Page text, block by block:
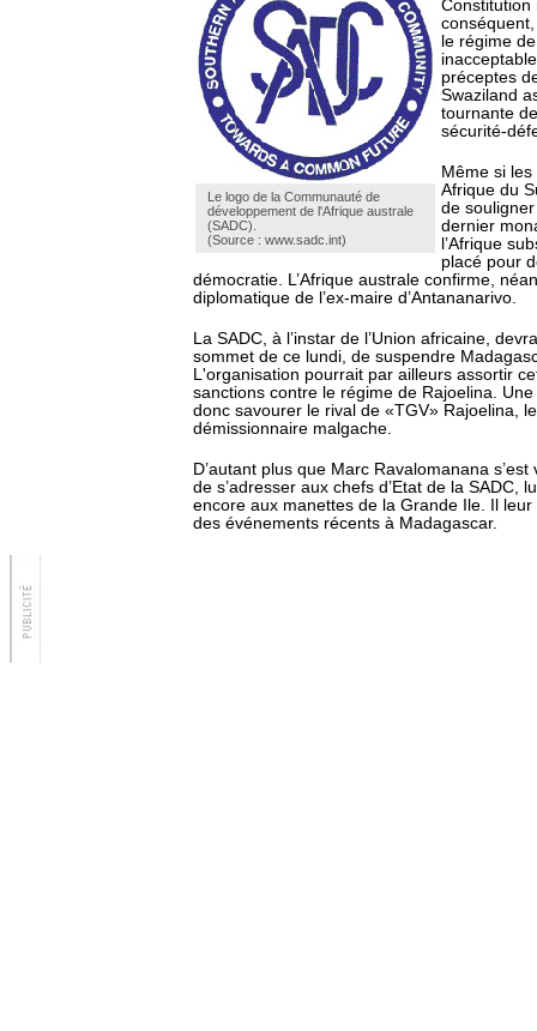
Le logo de la Communauté de
développement de l'Afrique australe
(SADC).
(Source : www.sadc.int)
Constitution
le régime
préceptes
Swaziland
tournante
sécurité-
Même si
Afrique du
de
dernier
l’Afrique
placé pour
démocratie. L’Afrique australe confirme,
diplomatique de l’ex-maire d’Antananarivo.
La SADC, à l’instar de l’Union africaine,
sommet de ce lundi, de suspendre
L'organisation pourrait par ailleurs assortir
sanctions contre le régime de Rajoelina.
donc savourer le rival de «TGV» Rajoelina,
démissionnaire malgache.
D’autant plus que Marc Ravalomanana
de s’adresser aux chefs d’Etat de la SADC,
encore aux manettes de la Grande Ile. Il
des événements récents à Madagascar.